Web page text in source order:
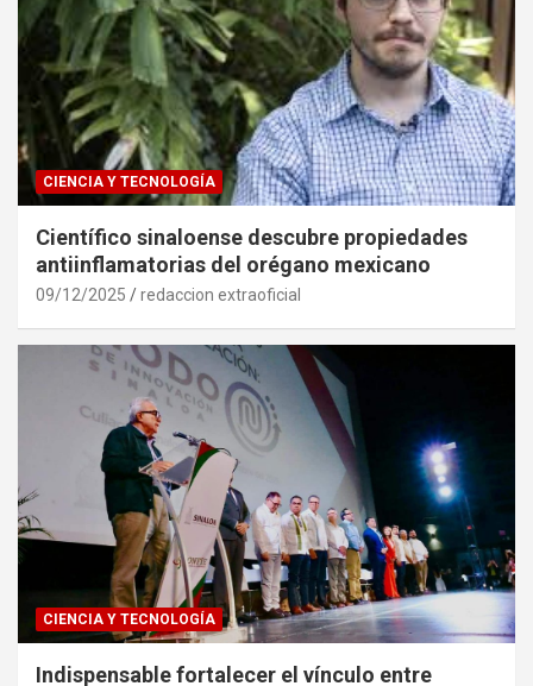
CIENCIA Y TECNOLOGÍA
Científico sinaloense descubre propiedades
antiinflamatorias del orégano mexicano
09/12/2025 redaccion extraoficial
CIENCIA Y TECNOLOGÍA
Indispensable fortalecer el vínculo entre